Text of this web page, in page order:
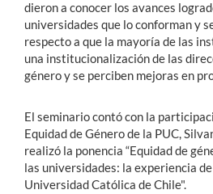
dieron a conocer los avances
universidades que lo conforman y
respecto a que la mayoría de las
una institucionalización de las
género y se perciben mejoras en
El seminario contó con la
Equidad de Género de la PUC,
realizó la ponencia “Equidad de
las universidades: la experiencia
Universidad Católica de Chile".